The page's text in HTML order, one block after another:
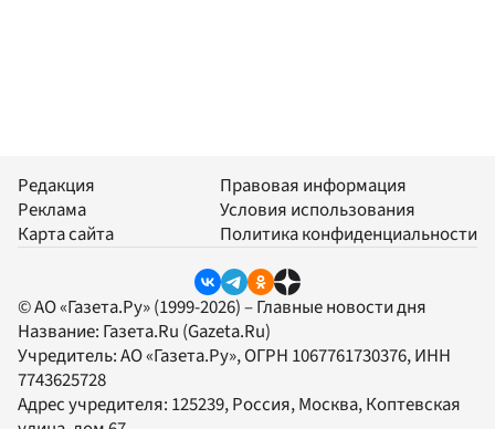
Редакция
Реклама
Карта сайта
Правовая информация
Условия использования
Политика конфиденциальности
© АО «Газета.Ру» (1999-2026) – Главные новости дня
Название: Газета.Ru (Gazeta.Ru)
Учредитель:АО «Газета.Ру», ОГРН 1067761730376, ИНН
7743625728
Адрес учредителя: 125239, Россия, Москва, Коптевская